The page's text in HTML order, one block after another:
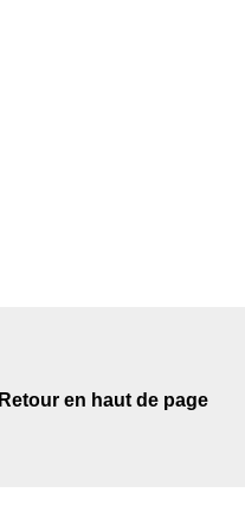
Retour en haut de page